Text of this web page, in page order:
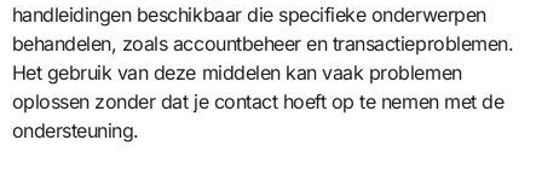
handleidingen beschikbaar die specifieke onderwerpen
behandelen, zoals accountbeheer en transactieproblemen.
Het gebruik van deze middelen kan vaak problemen
oplossen zonder dat je contact hoeft op te nemen met de
ondersteuning.